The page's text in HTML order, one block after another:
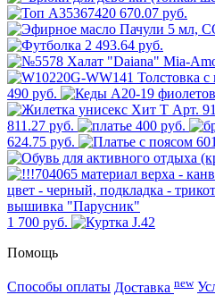
670.07 руб.
2 493.64 руб.
490 руб.
811.27 руб.
400 руб.
624.75 руб.
1 700 руб.
Помощь
Способы оплаты Доставка new